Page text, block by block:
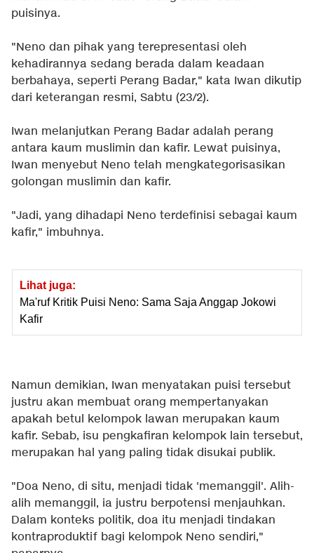
puisinya.
"Neno dan pihak yang terepresentasi oleh
kehadirannya sedang berada dalam keadaan
berbahaya, seperti Perang Badar," kata Iwan dikutip
dari keterangan resmi, Sabtu (23/2).
Iwan melanjutkan Perang Badar adalah perang
antara kaum muslimin dan kafir. Lewat puisinya,
Iwan menyebut Neno telah mengkategorisasikan
golongan muslimin dan kafir.
"Jadi, yang dihadapi Neno terdefinisi sebagai kaum
kafir," imbuhnya.
Lihat juga:
Ma'ruf Kritik Puisi Neno: Sama Saja Anggap Jokowi
Kafir
Namun demikian, Iwan menyatakan puisi tersebut
justru akan membuat orang mempertanyakan
apakah betul kelompok lawan merupakan kaum
kafir. Sebab, isu pengkafiran kelompok lain tersebut,
merupakan hal yang paling tidak disukai publik.
"Doa Neno, di situ, menjadi tidak 'memanggil'. Alih-
alih memanggil, ia justru berpotensi menjauhkan.
Dalam konteks politik, doa itu menjadi tindakan
kontraproduktif bagi kelompok Neno sendiri,"